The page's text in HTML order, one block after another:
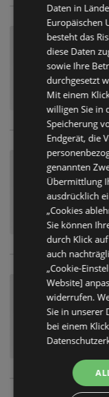
Daten in
Europäischen
besteht das
diese Daten
sowie Ihre
durchgesetzt
Mit einem
willigen Sie in
Speicherung
Endgerät, die
genannten
Übermittlung
ausdrücklich
„Cookies
Sie können
durch Klick
auch
„Cookie-
Website]
widerrufen.
Sie in unserer
bei einem